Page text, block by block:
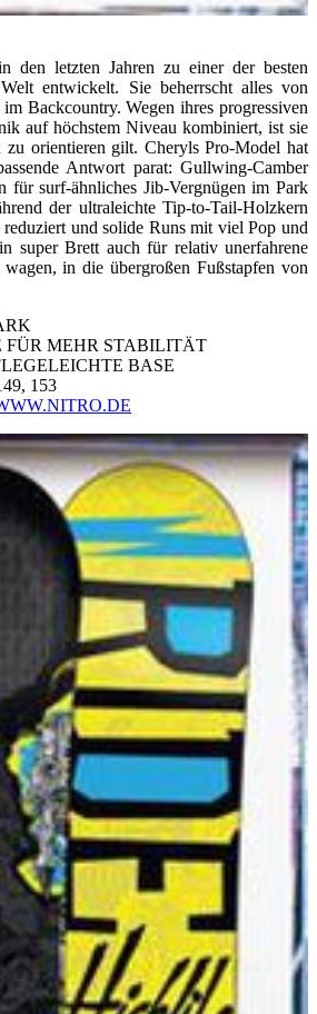
den letzten Jahren zu einer der besten
entwickelt. Sie beherrscht alles von
Backcountry. Wegen ihres progressiven
auf höchstem Niveau kombiniert, ist sie
zu orientieren gilt. Cheryls Pro-Model hat
Antwort parat: Gullwing-Camber
für surf-ähnliches Jib-Vergnügen im Park
der ultraleichte Tip-to-Tail-Holzkern
und solide Runs mit viel Pop und
super Brett auch für relativ unerfahrene
in die übergroßen Fußstapfen von
FÜR MEHR STABILITÄT
BASE
153